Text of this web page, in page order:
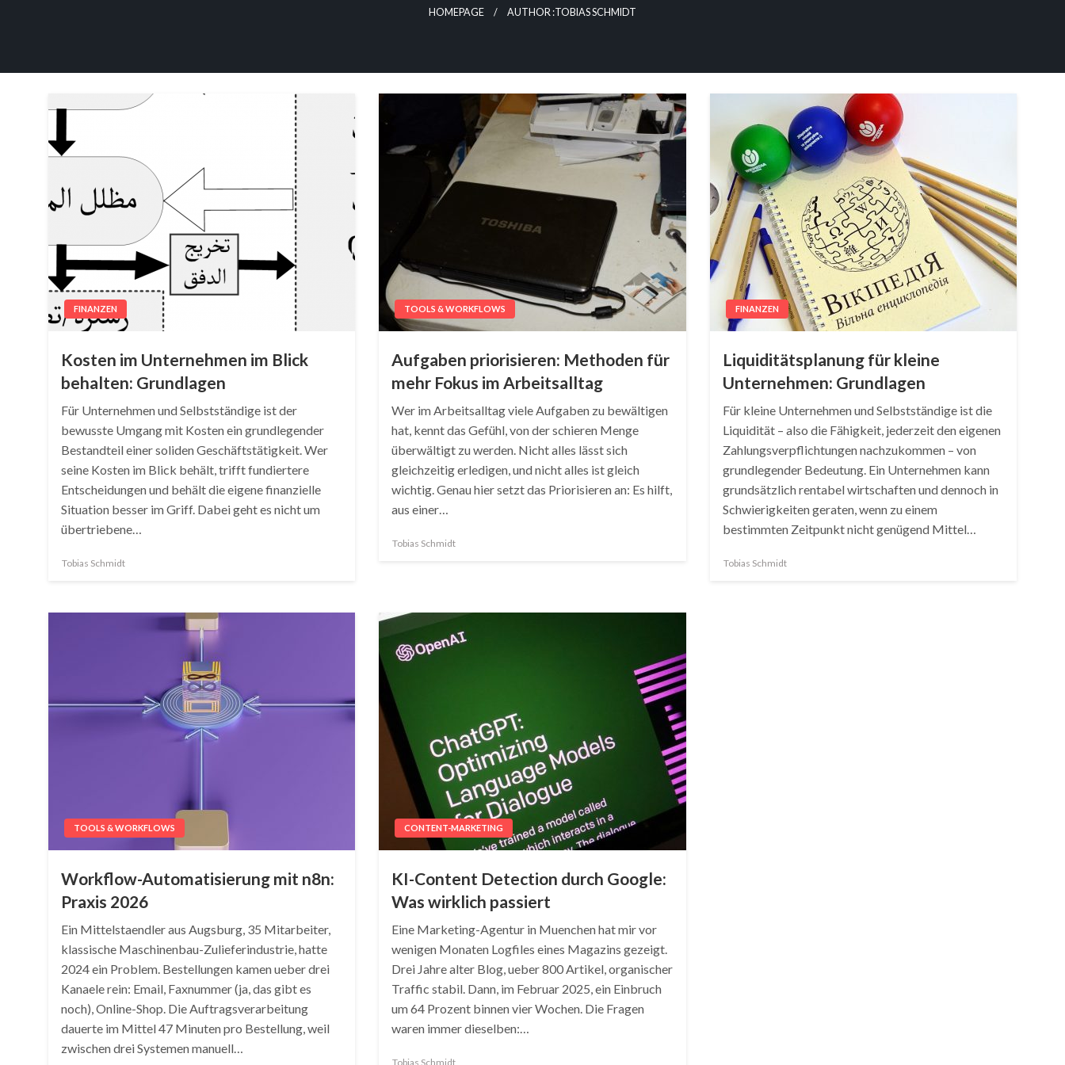
HOMEPAGE AUTHOR :TOBIAS SCHMIDT
FINANZEN
Kosten im Unternehmen im Blick
behalten: Grundlagen
Für Unternehmen und Selbstständige ist der
bewusste Umgang mit Kosten ein grundlegender
Bestandteil einer soliden Geschäftstätigkeit. Wer
seine Kosten im Blick behält, trifft fundiertere
Entscheidungen und behält die eigene finanzielle
Situation besser im Griff. Dabei geht es nicht um
übertriebene…
Tobias Schmidt
TOOLS & WORKFLOWS
Aufgaben priorisieren: Methoden für
mehr Fokus im Arbeitsalltag
Wer im Arbeitsalltag viele Aufgaben zu bewältigen
hat, kennt das Gefühl, von der schieren Menge
überwältigt zu werden. Nicht alles lässt sich
gleichzeitig erledigen, und nicht alles ist gleich
wichtig. Genau hier setzt das Priorisieren an: Es hilft,
aus einer…
Tobias Schmidt
FINANZEN
Liquiditätsplanung für kleine
Unternehmen: Grundlagen
Für kleine Unternehmen und Selbstständige ist die
Liquidität – also die Fähigkeit, jederzeit den eigenen
Zahlungsverpflichtungen nachzukommen – von
grundlegender Bedeutung. Ein Unternehmen kann
grundsätzlich rentabel wirtschaften und dennoch in
Schwierigkeiten geraten, wenn zu einem
bestimmten Zeitpunkt nicht genügend Mittel…
Tobias Schmidt
TOOLS & WORKFLOWS
Workflow-Automatisierung mit n8n:
Praxis 2026
Ein Mittelstaendler aus Augsburg, 35 Mitarbeiter,
klassische Maschinenbau-Zulieferindustrie, hatte
2024 ein Problem. Bestellungen kamen ueber drei
Kanaele rein: Email, Faxnummer (ja, das gibt es
noch), Online-Shop. Die Auftragsverarbeitung
dauerte im Mittel 47 Minuten pro Bestellung, weil
zwischen drei Systemen manuell…
CONTENT-MARKETING
KI-Content Detection durch Google:
Was wirklich passiert
Eine Marketing-Agentur in Muenchen hat mir vor
wenigen Monaten Logfiles eines Magazins gezeigt.
Drei Jahre alter Blog, ueber 800 Artikel, organischer
Traffic stabil. Dann, im Februar 2025, ein Einbruch
um 64 Prozent binnen vier Wochen. Die Fragen
waren immer dieselben:…
Tobias Schmidt